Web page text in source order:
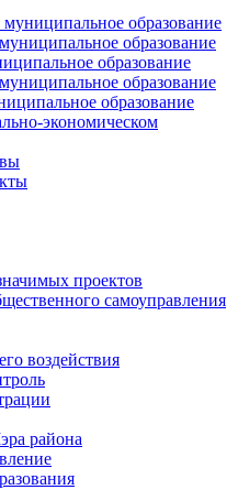
муниципальное образование
образование
образование
образование
образование
экономическом
проектов
самоуправления
воздействия
района